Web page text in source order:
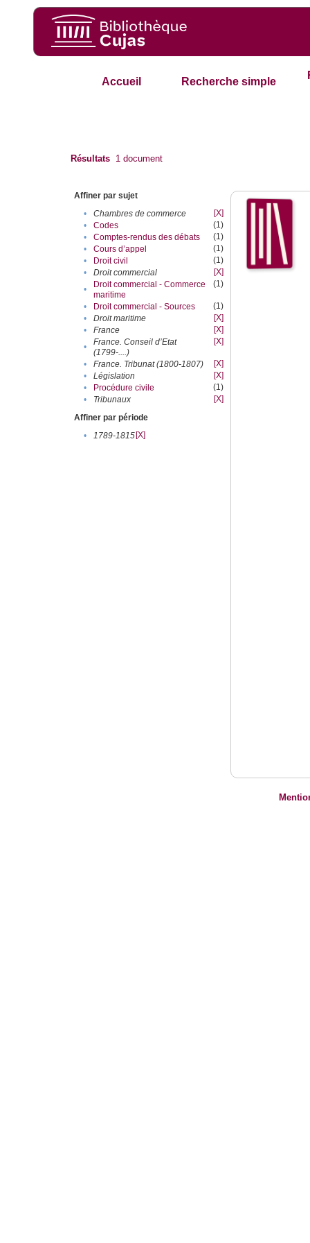
Accueil Recherche simple
Résultats 1 document
Affiner par sujet
•
Chambres de commerce
[X]
•
Codes
(1)
•
Comptes-rendus des débats
(1)
•
Cours d’appel
(1)
•
Droit civil
(1)
•
Droit commercial
[X]
•
Droit commercial - Commerce
maritime
(1)
• Droit commercial - Sources
(1)
•
Droit maritime
[X]
•
France
[X]
•
France. Conseil d’Etat
(1799-....)
[X]
• France. Tribunat (1800-1807)
[X]
•
Législation
[X]
•
Procédure civile
(1)
•
Tribunaux
[X]
Affiner par période
•
1789-1815[X]